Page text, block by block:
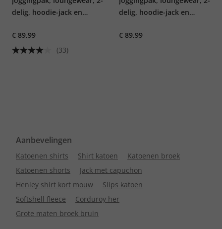
delig, hoodie-jack en
€ 89,99
(33)
delig, hoodie-jack en
€ 89,99
Aanbevelingen
Katoenen shirts Shirt katoen
Katoenen broek
Katoenen shorts
Jack met capuchon
Henley shirt kort mouw
Slips katoen
Softshell fleece
Corduroy her
Grote maten broek bruin